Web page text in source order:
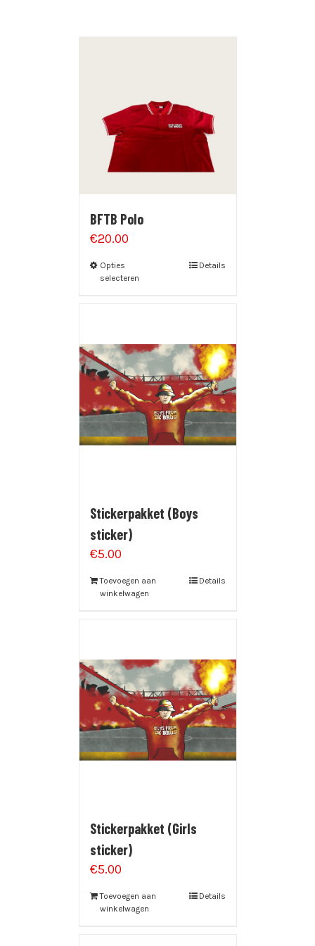
BFTB Polo
€20.00
Opties
selecteren
Details
Stickerpakket (Boys
sticker)
€5.00
Toevoegen aan
winkelwagen
Details
Stickerpakket (Girls
sticker)
€5.00
Toevoegen aan
winkelwagen
Details